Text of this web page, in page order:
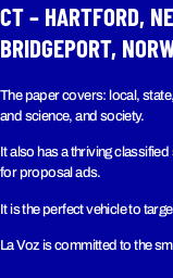
CT – HARTFORD,
BRIDGEPORT,
The paper covers: local,
and science, and society.
It also has a thriving
for proposal ads.
It is the perfect vehicle to
La Voz is committed to the